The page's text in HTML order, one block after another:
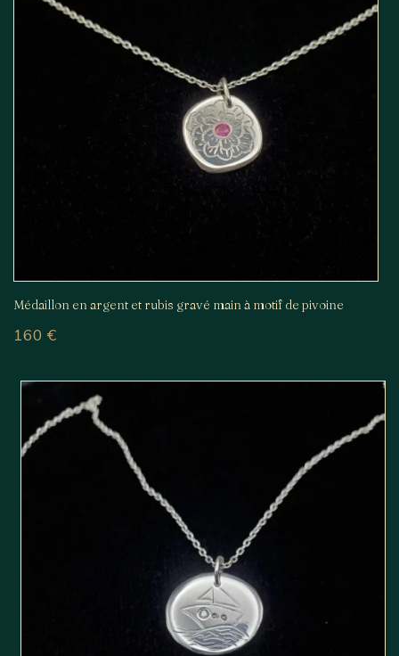
Médaillon en argent et rubis gravé main à motif de pivoine
160 €